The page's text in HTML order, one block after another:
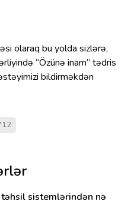
olaraq bu yolda sizlərə,
“Özünə inam” tədris
bildirməkdən
təhsil sistemlərindən nə